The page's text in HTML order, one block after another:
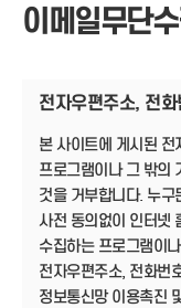
이메일무단
전자우편주소, 전
본 사이트에 게시된
프로그램이나 그 밖의
것을 거부합니다. 누구
사전 동의없이 인터넷
수집하는 프로그램이
전자우편주소, 전화번
정보통신망 이용촉진